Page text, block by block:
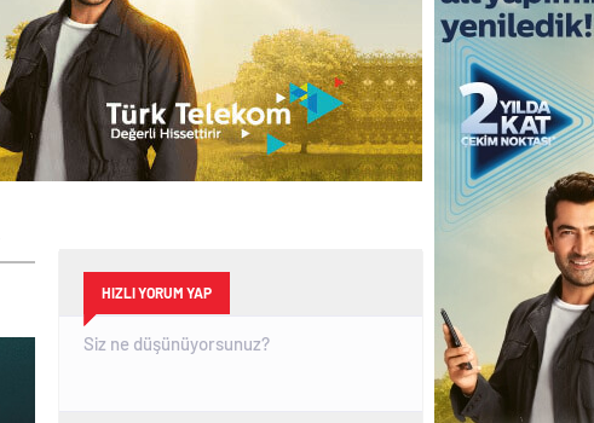
HIZLI YORUM YAP